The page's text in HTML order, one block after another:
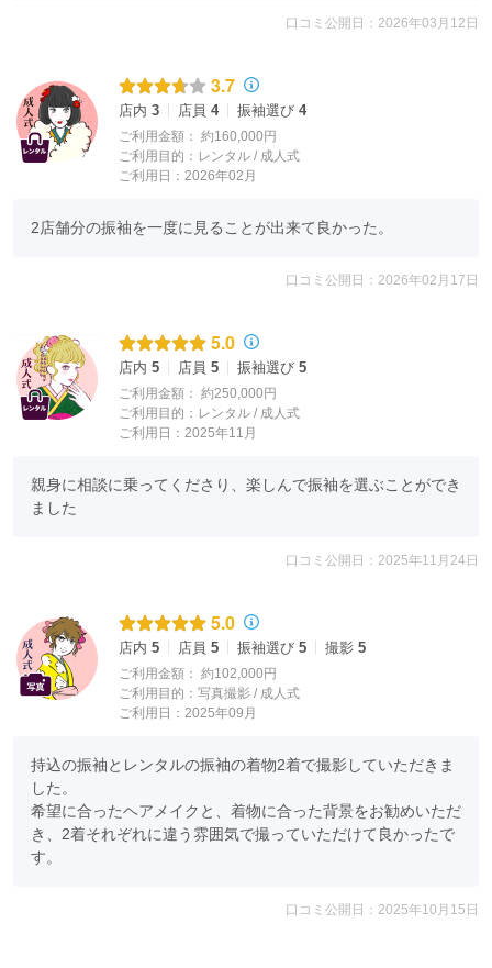
口コミ公開日：2026年03月12日
3.7
店内 3 店員 4 振袖選び 4
ご利用金額： 約160,000円
ご利用目的： レンタル / 成人式
ご利用日：2026年02月
2店舗分の振袖を一度に見ることが出来て良かった。
口コミ公開日：2026年02月17日
5.0
店内 5 店員 5 振袖選び 5
ご利用金額： 約250,000円
ご利用目的： レンタル / 成人式
ご利用日：2025年11月
親身に相談に乗ってくださり、楽しんで振袖を選ぶことができ
ました
口コミ公開日：2025年11月24日
5.0
店内 5 店員 5 振袖選び 5 撮影 5
ご利用金額： 約102,000円
ご利用目的： 写真撮影 / 成人式
ご利用日：2025年09月
持込の振袖とレンタルの振袖の着物2着で撮影していただきま
した。
希望に合ったヘアメイクと、着物に合った背景をお勧めいただ
き、2着それぞれに違う雰囲気で撮っていただけて良かったで
す。
口コミ公開日：2025年10月15日